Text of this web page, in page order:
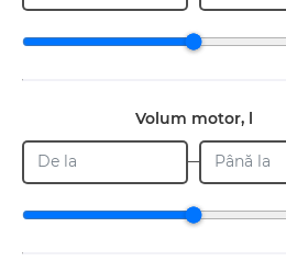
Volum motor, l
De la Până la